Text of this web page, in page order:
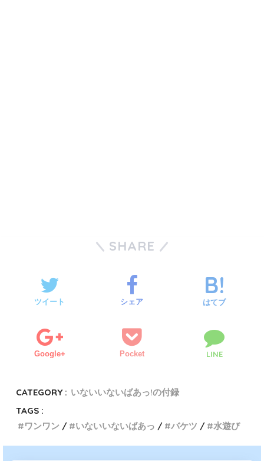
SHARE
ツイート シェア はてブ
Google+ Pocket LINE
CATEGORY : いないいないばあっ!の付録
TAGS :
ワンワン
いないいないばあっ バケツ 水遊び